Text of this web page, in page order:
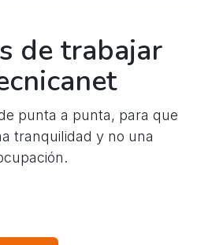
de trabajar
punta a punta, para que
tranquilidad y no una